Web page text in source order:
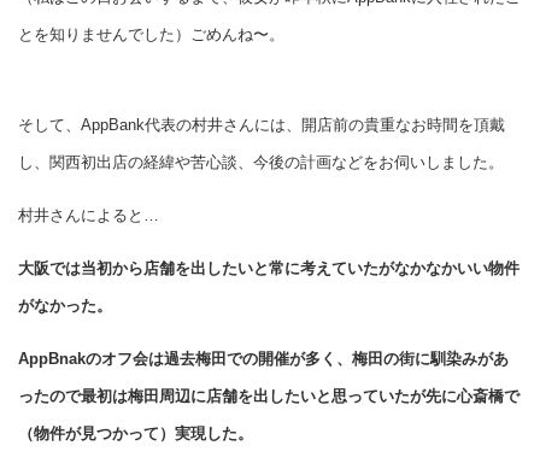
とを知りませんでした）ごめんね〜。
そして、AppBank代表の村井さんには、開店前の貴重なお時間を頂戴
し、関西初出店の経緯や苦心談、今後の計画などをお伺いしました。
村井さんによると…
大阪では当初から店舗を出したいと常に考えていたがなかなかいい物件
がなかった。
AppBnakのオフ会は過去梅田での開催が多く、梅田の街に馴染みがあ
ったので最初は梅田周辺に店舗を出したいと思っていたが先に心斎橋で
（物件が見つかって）実現した。